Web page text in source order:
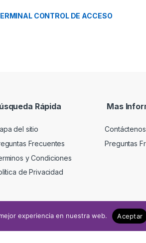
CONTROL DE ACCESO
Rápida
del sitio
Frecuentes
y Condiciones
de Privacidad
Mas
Contáctenos
Preguntas
experiencia en nuestra web. Aceptar